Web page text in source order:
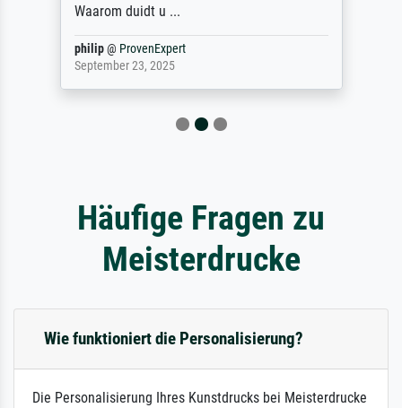
Waarom duidt u ...
philip@ ProvenExpert
September 23, 2025
Häufige Fragen zu
Meisterdrucke
Wie funktioniert die Personalisierung?
Die Personalisierung Ihres Kunstdrucks bei Meisterdrucke